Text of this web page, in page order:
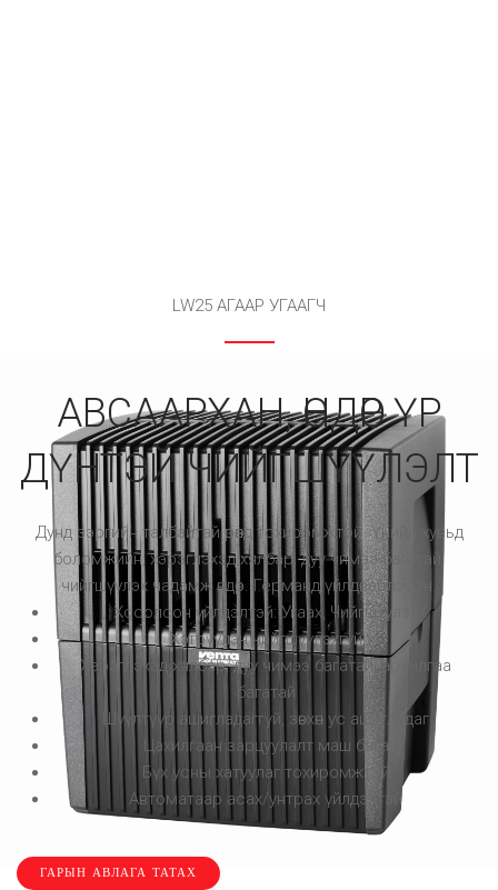
LW25 АГААР УГААГЧ
АВСААРХАН, ӨНДӨР ҮР
ДҮНТЭЙ ЧИЙГШҮҮЛЭЛТ
Дунд зэргийн талбайтай өрөөнд тохиромжтой. Үнийн хувьд
боломжийн, хэрэглэхэд хялбар, дуу чимээ багатай,
чийгшүүлэх чадамж өндөр. Германд үйлдвэрлэсэн.
Хосолсон үйлдэлтэй: Угаах, Чийгшүүлэх
Хэтрүүлэн чийгшүүлэхгүй
Хэрэглэхэд хялбар, дуу чимээ багатай, арчилгаа
багатай
Шүүлтүүр ашигладаггүй, зөвхөн ус ашигладаг
Цахилгаан зарцуулалт маш бага
Бүх усны хатуулаг тохиромжтой
Автоматаар асах/унтрах үйлдэлтэй
ГАРЫН АВЛАГА ТАТАХ